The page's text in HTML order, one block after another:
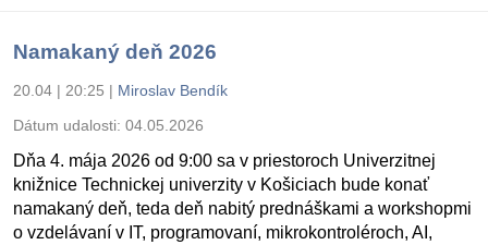
Namakaný deň 2026
20.04 | 20:25 | Miroslav Bendík
Dátum udalosti: 04.05.2026
Dňa 4. mája 2026 od 9:00 sa v priestoroch Univerzitnej
knižnice Technickej univerzity v Košiciach bude konať
namakaný deň, teda deň nabitý prednáškami a workshopmi
o vzdelávaní v IT, programovaní, mikrokontroléroch, AI,